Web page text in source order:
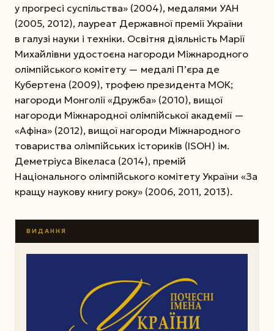
у прогресі суспільства» (2004), медалями УАН
(2005, 2012), лауреат Державної премії України
в галузі науки і техніки. Освітня діяльність Марії
Михайлівни удостоєна нагороди Міжнародного
олімпійського комітету — медалі П’єра де
Кубертена (2009), трофею президента МОК;
нагороди Монголії «Дружба» (2010), вищої
нагороди Міжнародної олімпійської академії —
«Афіна» (2012), вищої нагороди Міжнародного
товариства олімпійських істориків (ІSОН) ім.
Деметріуса Вікеласа (2014), премій
Національного олімпійського комітету України «За
кращу наукову книгу року» (2006, 2011, 2013).
ВИДАННЯ